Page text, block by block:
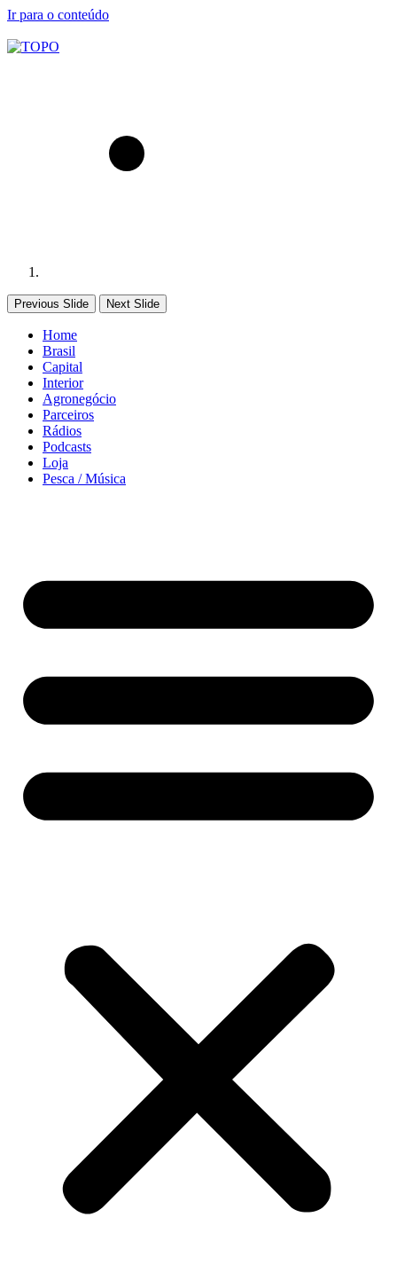
Ir para o conteúdo
Previous Slide Next Slide
Home
Brasil
Capital
Interior
Agronegócio
Parceiros
Rádios
Podcasts
Loja
Pesca / Música